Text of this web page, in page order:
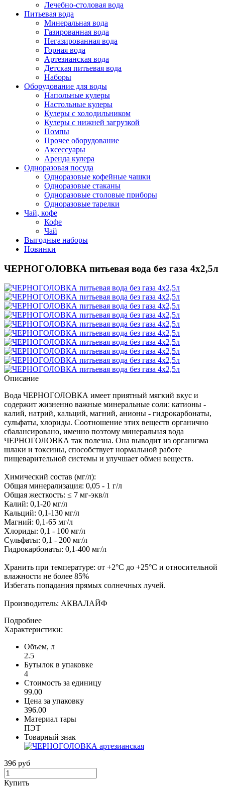
Лечебно-столовая вода
Питьевая вода
Минеральная вода
Газированная вода
Негазированная вода
Горная вода
Артезианская вода
Детская питьевая вода
Наборы
Оборудование для воды
Напольные кулеры
Настольные кулеры
Кулеры с холодильником
Кулеры с нижней загрузкой
Помпы
Прочее оборудование
Аксессуары
Аренда кулера
Одноразовая посуда
Одноразовые кофейные чашки
Одноразовые стаканы
Одноразовые столовые приборы
Одноразовые тарелки
Чай, кофе
Кофе
Чай
Выгодные наборы
Новинки
ЧЕРНОГОЛОВКА питьевая вода без газа 4х2,5л
Описание
Вода ЧЕРНОГОЛОВКА имеет приятный мягкий вкус и
содержит жизненно важные минеральные соли: катионы -
калий, натрий, кальций, магний, анионы - гидрокарбонаты,
сульфаты, хлориды. Соотношение этих веществ органично
сбалансировано, именно поэтому минеральная вода
ЧЕРНОГОЛОВКА так полезна. Она выводит из организма
шлаки и токсины, способствует нормальной работе
пищеварительной системы и улучшает обмен веществ.
Химический состав (мг/л):
Общая минерализация: 0,05 - 1 г/л
Общая жесткость: ≤ 7 мг-экв/л
Калий: 0,1-20 мг/л
Кальций: 0,1-130 мг/л
Магний: 0,1-65 мг/л
Хлориды: 0,1 - 100 мг/л
Сульфаты: 0,1 - 200 мг/л
Гидрокарбонаты: 0,1-400 мг/л
Хранить при температуре: от +2°С до +25°С и относительной
влажности не более 85%
Избегать попадания прямых солнечных лучей.
Производитель: АКВАЛАЙФ
Подробнее
Характеристики:
Объем, л
2.5
Бутылок в упаковке
4
Стоимость за единицу
99.00
Цена за упаковку
396.00
Материал тары
ПЭТ
Товарный знак
396 руб
Купить